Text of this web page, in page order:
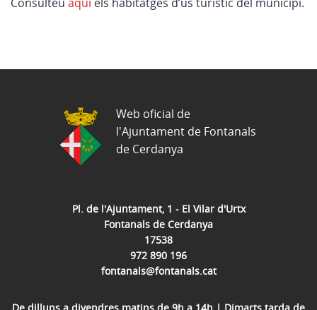
Pl. de l'Ajuntament, 1 - El Vilar d'Urtx
Fontanals de Cerdanya
17538
972 890 196
fontanals@fontanals.cat
De dilluns a divendres matins de 9h a 14h | Dimarts tarda de
Web oficial de
l'Ajuntament de Fontanals
de Cerdanya